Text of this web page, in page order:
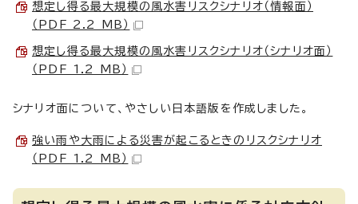
想定し得る最大規模の風水害リスクシナリオ（情報面）
（PDF 2.2 MB）
想定し得る最大規模の風水害リスクシナリオ（シナリオ面）
（PDF 1.2 MB）
シナリオ面について、やさしい日本語版を作成しました。
強い雨や大雨による災害が起こるときのリスクシナリオ
（PDF 1.2 MB）